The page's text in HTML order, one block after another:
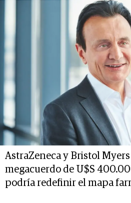
AstraZeneca y Bristol Myers
megacuerdo de U$S
podría redefinir el mapa